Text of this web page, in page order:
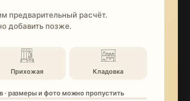
предварительный расчёт.
добавить позже.
Прихожая Кладовка
· размеры и фото можно пропустить